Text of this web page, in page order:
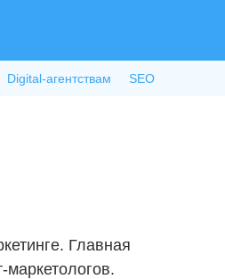
Digital-агентствам SEO
Главная
маркетологов.